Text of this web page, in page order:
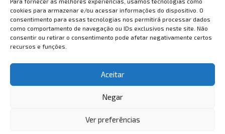
cookies para armazenar e/ou acessar informações do dispositivo. O
consentimento para essas tecnologias nos permitirá processar dados
como comportamento de navegação ou IDs exclusivos neste site. Não
consentir ou retirar o consentimento pode afetar negativamente certos
recursos e funções.
Aceitar
Negar
Ver preferências
Abercrombie & Fitch, Adidas, Banana Republic, Calvin
Klein, Columbia, Forever 21, Guess, Le Creuset, Michael
Kors, Nike e Samsonite.
www.visitparkcity.com